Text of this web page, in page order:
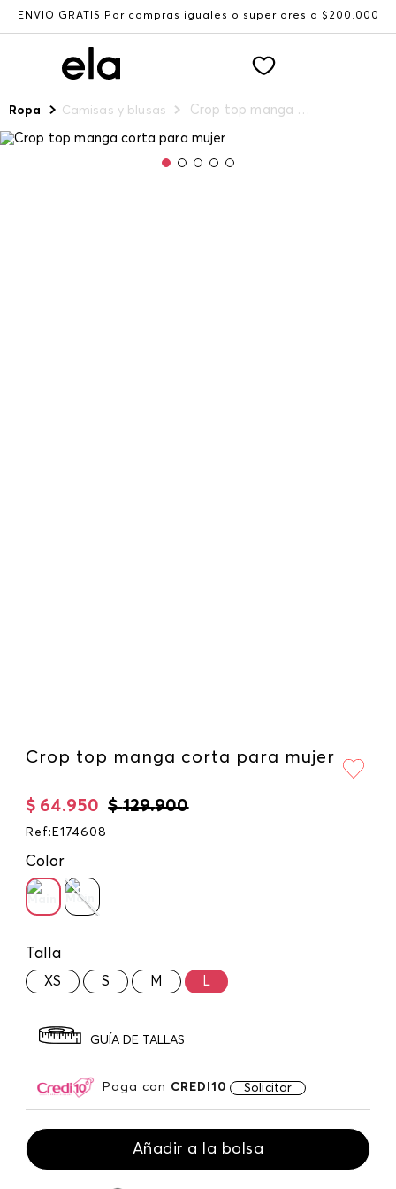
ENVÍO GRATIS Por compras iguales o superiores a $200.000
Ropa Camisas y blusas Crop top manga corta para mujer
Crop top manga corta para mujer
$ 129.900
$ 64.950
Ref : E174608
Color
Talla
XS S M L
GUÍA DE TALLAS
Paga con CREDI10 Solicitar
Añadir a la bolsa